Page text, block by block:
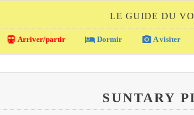
LE GUIDE DU
directions_transit Arriver/partir local_hotel Dormir photo_camera A visiter
SUNTARY